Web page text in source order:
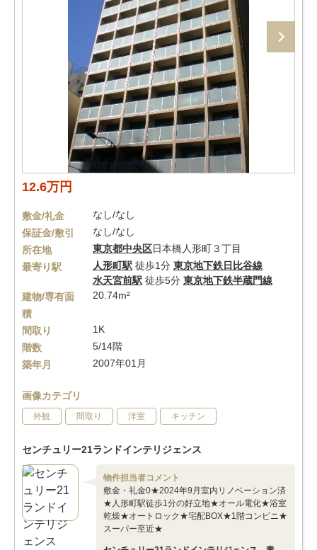
12.6万円
敷金/礼金
なし/なし
保証金/敷引
なし/なし
所在地
東京都中央区日本橋人形町３丁目
最寄り駅
人形町駅 徒歩1分 東京地下鉄日比谷線
水天宮前駅 徒歩5分 東京地下鉄半蔵門線
建物/専有面
積
20.74m²
間取り
1K
階数
5/14階
築年月
2007年01月
画像カテゴリ
外観 間取り 洋室 キッチン
センチュリー21ランドインテリジェンス
物件担当者コメント
敷金・礼金0★2024年9月室内リノベーション済
★人形町駅徒歩1分の好立地★オール電化★浴室
乾燥★オートロック★宅配BOX★1階コンビニ★
スーパー至近★